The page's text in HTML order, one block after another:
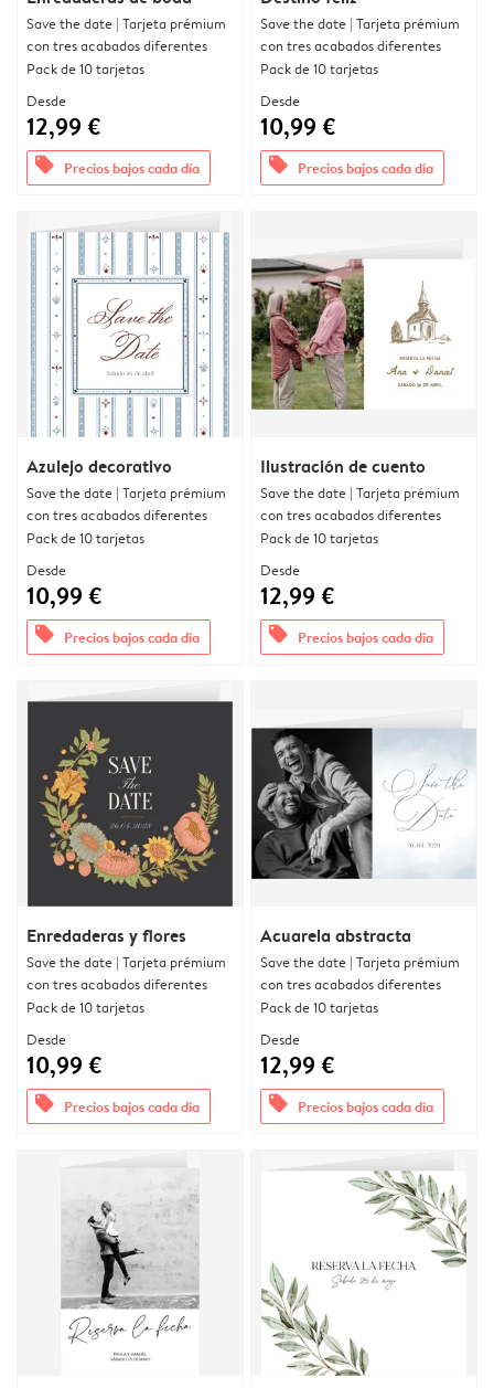
Save the date | Tarjeta prémium
con tres acabados diferentes
Pack de 10 tarjetas
Desde
12,99 €
offers Precios bajos cada día
Save the date | Tarjeta prémium
con tres acabados diferentes
Pack de 10 tarjetas
Desde
10,99 €
offers Precios bajos cada día
Azulejo decorativo
Save the date | Tarjeta prémium
con tres acabados diferentes
Pack de 10 tarjetas
Desde
10,99 €
offers Precios bajos cada día
Ilustración de cuento
Save the date | Tarjeta prémium
con tres acabados diferentes
Pack de 10 tarjetas
Desde
12,99 €
offers Precios bajos cada día
Enredaderas y flores
Save the date | Tarjeta prémium
con tres acabados diferentes
Pack de 10 tarjetas
Desde
10,99 €
offers Precios bajos cada día
Acuarela abstracta
Save the date | Tarjeta prémium
con tres acabados diferentes
Pack de 10 tarjetas
Desde
12,99 €
offers Precios bajos cada día